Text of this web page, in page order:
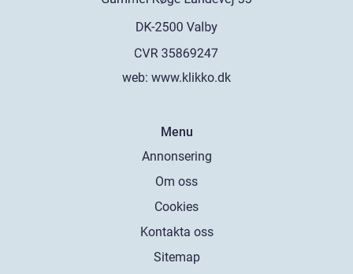
web: www.klikko.dk
Menu
Annonsering
Om oss
Cookies
Kontakta oss
Sitemap